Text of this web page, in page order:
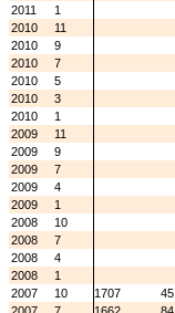
2011
1
2010
11
2010
9
2010
7
2010
5
2010
3
2010
1
2009
11
2009
9
2009
7
2009
4
2009
1
2008
10
2008
7
2008
4
2008
1
2007
10 1707
45